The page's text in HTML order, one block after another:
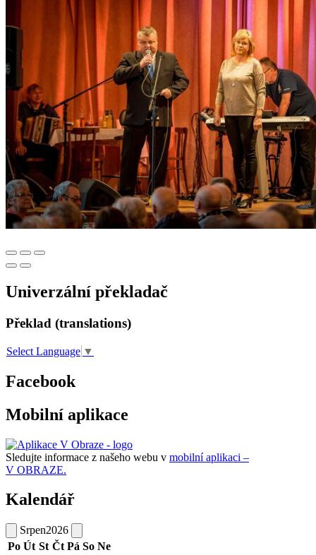
Univerzální překladač
Překlad (translations)
Select Language ▼
Facebook
Mobilní aplikace
Sledujte informace z našeho webu v mobilní aplikaci –
V OBRAZE.
Kalendář
Srpen2026
Po Út St Čt Pá So Ne